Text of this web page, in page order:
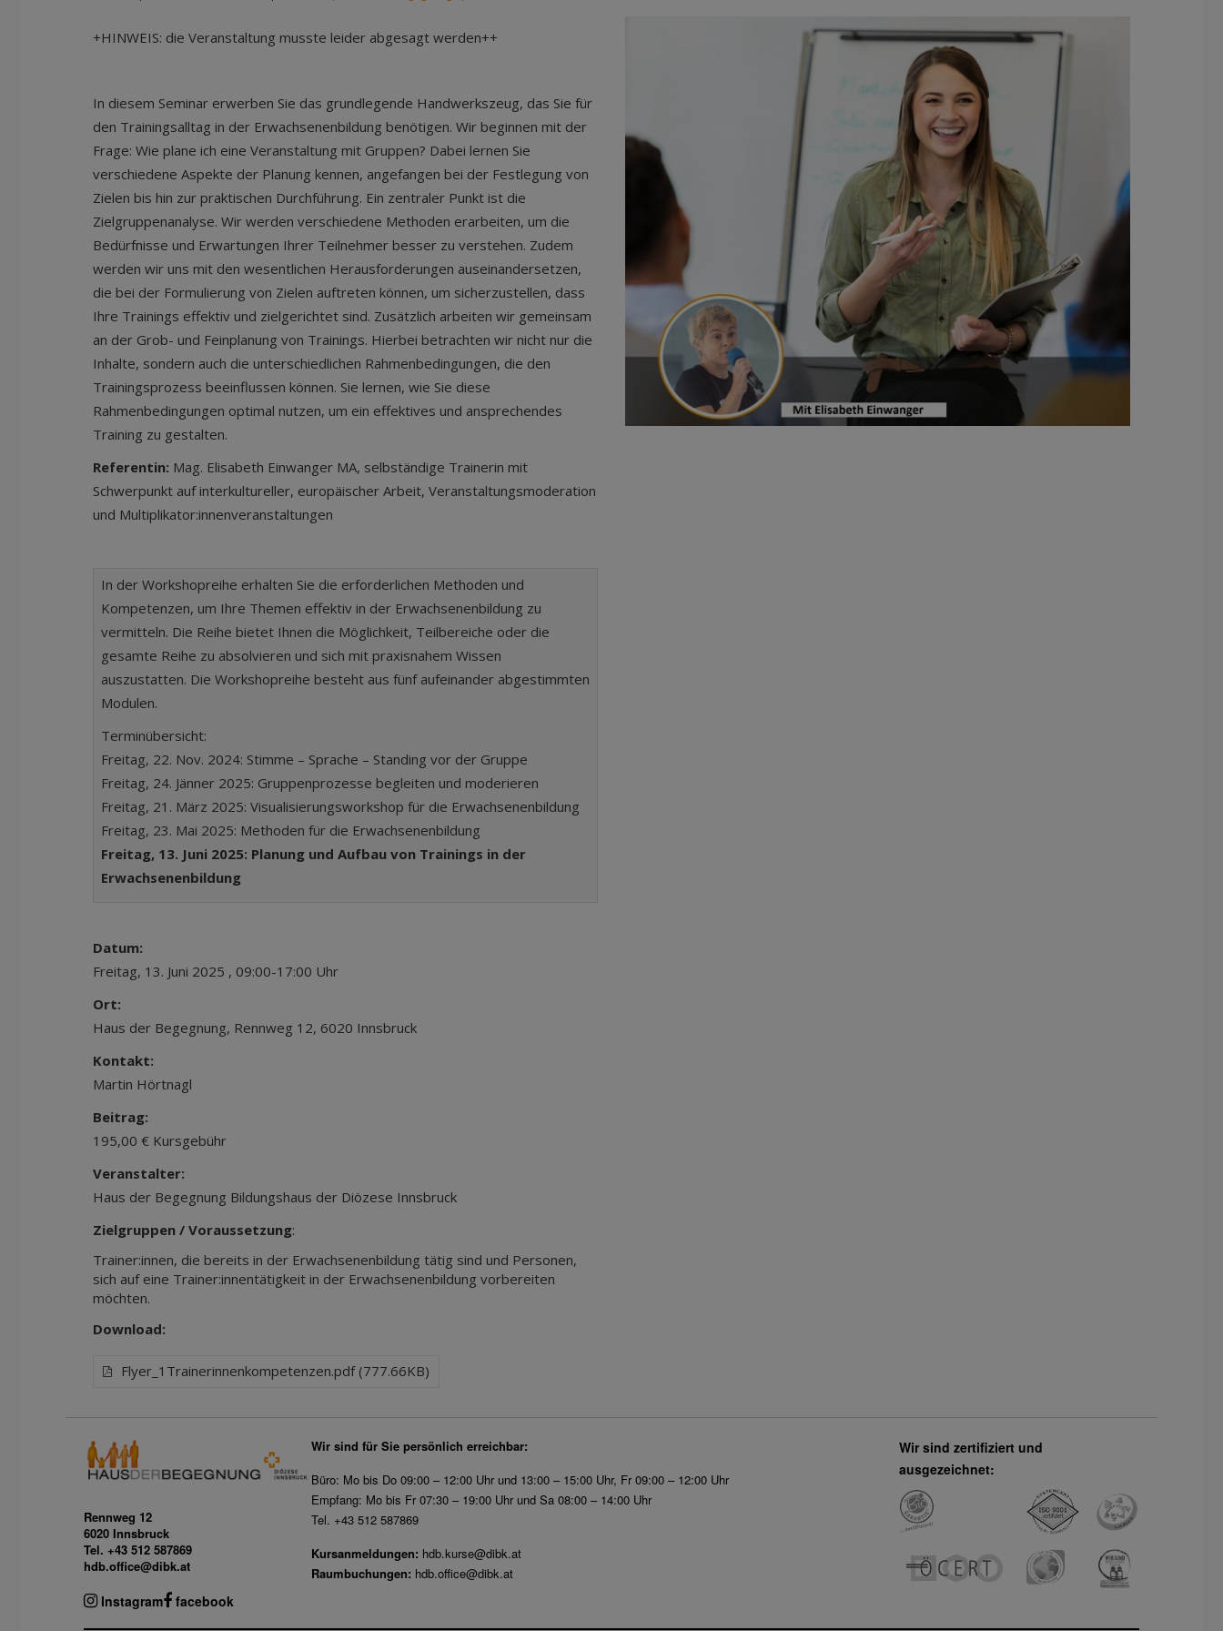
+HINWEIS: die Veranstaltung musste leider abgesagt werden++
In diesem Seminar erwerben Sie das grundlegende Handwerkszeug, das Sie für
den Trainingsalltag in der Erwachsenenbildung benötigen. Wir beginnen mit der
Frage: Wie plane ich eine Veranstaltung mit Gruppen? Dabei lernen Sie
verschiedene Aspekte der Planung kennen, angefangen bei der Festlegung von
Zielen bis hin zur praktischen Durchführung. Ein zentraler Punkt ist die
Zielgruppenanalyse. Wir werden verschiedene Methoden erarbeiten, um die
Bedürfnisse und Erwartungen Ihrer Teilnehmer besser zu verstehen. Zudem
werden wir uns mit den wesentlichen Herausforderungen auseinandersetzen,
die bei der Formulierung von Zielen auftreten können, um sicherzustellen, dass
Ihre Trainings effektiv und zielgerichtet sind. Zusätzlich arbeiten wir gemeinsam
an der Grob- und Feinplanung von Trainings. Hierbei betrachten wir nicht nur die
Inhalte, sondern auch die unterschiedlichen Rahmenbedingungen, die den
Trainingsprozess beeinflussen können. Sie lernen, wie Sie diese
Rahmenbedingungen optimal nutzen, um ein effektives und ansprechendes
Training zu gestalten.
Referentin: Mag. Elisabeth Einwanger MA, selbständige Trainerin mit
Schwerpunkt auf interkultureller, europäischer Arbeit, Veranstaltungsmoderation
und Multiplikator:innenveranstaltungen
In der Workshopreihe erhalten Sie die erforderlichen Methoden und
Kompetenzen, um Ihre Themen effektiv in der Erwachsenenbildung zu
vermitteln. Die Reihe bietet Ihnen die Möglichkeit, Teilbereiche oder die
gesamte Reihe zu absolvieren und sich mit praxisnahem Wissen
auszustatten. Die Workshopreihe besteht aus fünf aufeinander abgestimmten
Modulen.
Terminübersicht:
Freitag, 22. Nov. 2024: Stimme – Sprache – Standing vor der Gruppe
Freitag, 24. Jänner 2025: Gruppenprozesse begleiten und moderieren
Freitag, 21. März 2025: Visualisierungsworkshop für die Erwachsenenbildung
Freitag, 23. Mai 2025: Methoden für die Erwachsenenbildung
Freitag, 13. Juni 2025: Planung und Aufbau von Trainings in der
Erwachsenenbildung
Datum:
Freitag, 13. Juni 2025 , 09:00-17:00 Uhr
Ort:
Haus der Begegnung, Rennweg 12, 6020 Innsbruck
Kontakt:
Martin Hörtnagl
Beitrag:
195,00 € Kursgebühr
Veranstalter:
Haus der Begegnung Bildungshaus der Diözese Innsbruck
Zielgruppen / Voraussetzung:
Trainer:innen, die bereits in der Erwachsenenbildung tätig sind und Personen,
sich auf eine Trainer:innentätigkeit in der Erwachsenenbildung vorbereiten
möchten.
Download:
Flyer_1Trainerinnenkompetenzen.pdf (777.66KB)
Rennweg 12
6020 Innsbruck
Tel. +43 512 587869
hdb.office@dibk.at
Instagram facebook
Wir sind für Sie persönlich erreichbar:
Büro: Mo bis Do 09:00 – 12:00 Uhr und 13:00 – 15:00 Uhr, Fr 09:00 – 12:00 Uhr
Empfang: Mo bis Fr 07:30 – 19:00 Uhr und Sa 08:00 – 14:00 Uhr
Tel. +43 512 587869
Kursanmeldungen: hdb.kurse@dibk.at
Raumbuchungen: hdb.office@dibk.at
Wir sind zertifiziert und
ausgezeichnet: